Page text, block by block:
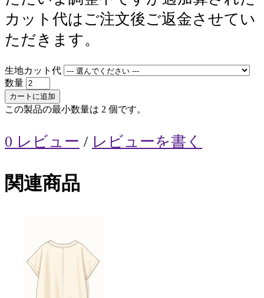
カット代はご注文後ご返金させてい
ただきます。
生地カット代
数量
カートに追加
この製品の最小数量は 2 個です。
0 レビュー / レビューを書く
関連商品